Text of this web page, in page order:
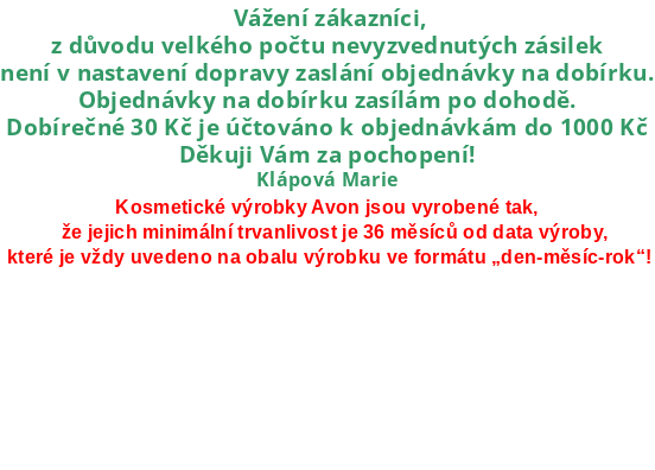
Vážení zákazníci,
z důvodu velkého počtu nevyzvednutých zásilek
není v nastavení dopravy zaslání objednávky na dobírku.
Objednávky na dobírku zasílám po dohodě.
Dobírečné 30 Kč je účtováno k objednávkám do 1000 Kč
Děkuji Vám za pochopení!
Klápová Marie
Kosmetické výrobky Avon jsou vyrobené tak,
že jejich minimální trvanlivost je 36 měsíců od data výroby,
které je vždy uvedeno na obalu výrobku ve formátu „den-měsíc-rok“!